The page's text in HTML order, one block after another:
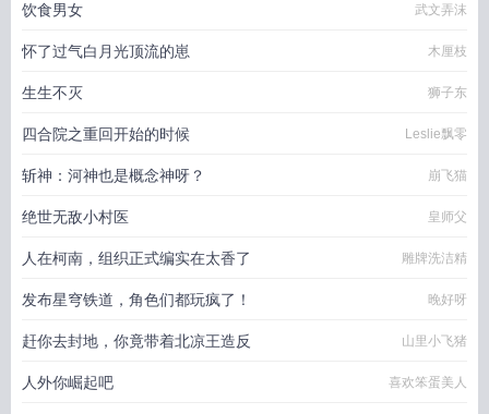
饮食男女 武文弄沫
怀了过气白月光顶流的崽 木厘枝
生生不灭 狮子东
四合院之重回开始的时候 Leslie飘零
斩神：河神也是概念神呀？ 崩飞猫
绝世无敌小村医 皇师父
人在柯南，组织正式编实在太香了 雕牌洗洁精
发布星穹铁道，角色们都玩疯了！ 晚好呀
赶你去封地，你竟带着北凉王造反 山里小飞猪
人外你崛起吧 喜欢笨蛋美人